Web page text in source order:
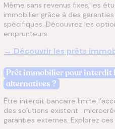
Même sans revenus fixes, les
immobilier grâce à des
spécifiques. Découvrez les
emprunteurs.
→ Découvrir les prêts
Prêt immobilier pour interdit
alternatives ?
Être interdit bancaire limite
des solutions existent :
garanties externes. Explorez